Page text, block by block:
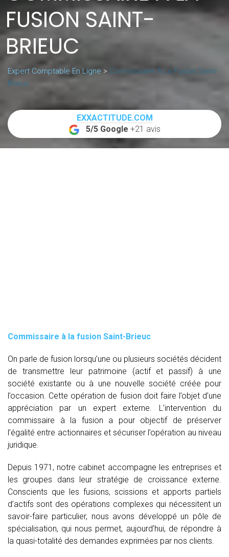
FUSION SAINT-
BRIEUC
Expert Comptable En Ligne > Commissaire À La Fusion Saint-
Brieuc
EXXACTITUDE.COM
5/5 Google +21 avis
Commissaire à la fusion Saint-Brieuc
On parle de fusion lorsqu’une ou plusieurs sociétés décident
de transmettre leur patrimoine (actif et passif) à une
société existante ou à une nouvelle société créée pour
l’occasion. Cette opération de fusion doit faire l’objet d’une
appréciation par un expert externe. L’intervention du
commissaire à la fusion
a pour objectif de préserver
l’égalité entre actionnaires et sécuriser l’opération au niveau
juridique.
Depuis 1971, notre cabinet accompagne les entreprises et
les groupes dans leur stratégie de croissance externe.
Conscients que les fusions, scissions et apports partiels
d’actifs sont des opérations complexes qui nécessitent un
savoir-faire particulier, nous avons développé un pôle de
spécialisation, qui nous permet, aujourd’hui, de répondre à
la quasi-totalité des demandes exprimées par nos clients.